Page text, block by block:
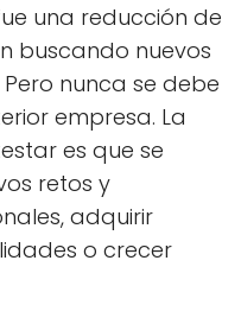
una reducción de
buscando nuevos
nunca se debe
empresa. La
es que se
retos y
adquirir
o crecer